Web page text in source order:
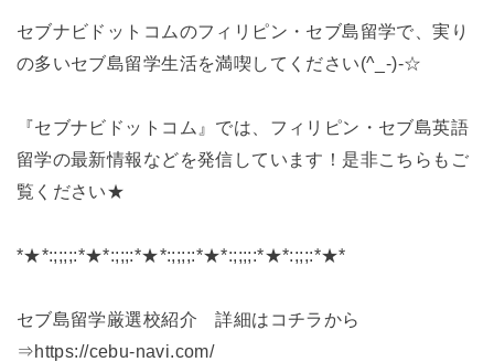
セブナビドットコムのフィリピン・セブ島留学で、実り
の多いセブ島留学生活を満喫してください(^_-)-☆
『セブナビドットコム』では、フィリピン・セブ島英語
留学の最新情報などを発信しています！是非こちらもご
覧ください★
*★*:;;;;:*★*:;;;:*★*:;;;;:*★*:;;;;:*★*:;;;:*★*
セブ島留学厳選校紹介 詳細はコチラから
⇒https://cebu-navi.com/